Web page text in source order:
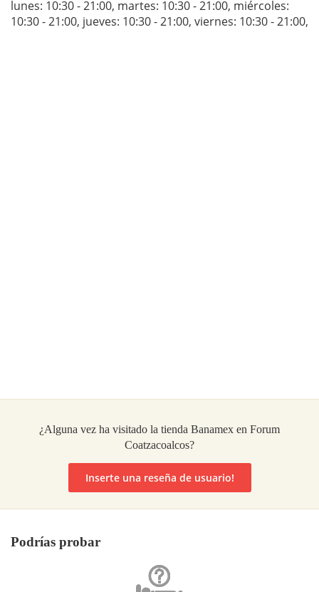
lunes: 10:30 - 21:00, martes: 10:30 - 21:00, miércoles:
10:30 - 21:00, jueves: 10:30 - 21:00, viernes: 10:30 - 21:00,
¿Alguna vez ha visitado la tienda Banamex en Forum
Coatzacoalcos?
Inserte una reseña de usuario!
Podrías probar